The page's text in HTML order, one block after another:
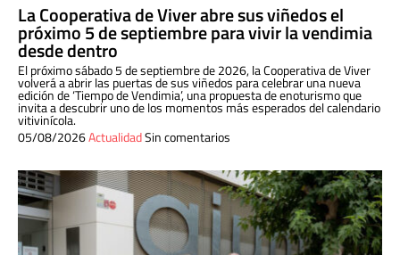
La Cooperativa de Viver abre sus viñedos el
próximo 5 de septiembre para vivir la vendimia
desde dentro
El próximo sábado 5 de septiembre de 2026, la Cooperativa de Viver
volverá a abrir las puertas de sus viñedos para celebrar una nueva
edición de ‘Tiempo de Vendimia’, una propuesta de enoturismo que
invita a descubrir uno de los momentos más esperados del calendario
vitivinícola.
05/08/2026ActualidadSin comentarios